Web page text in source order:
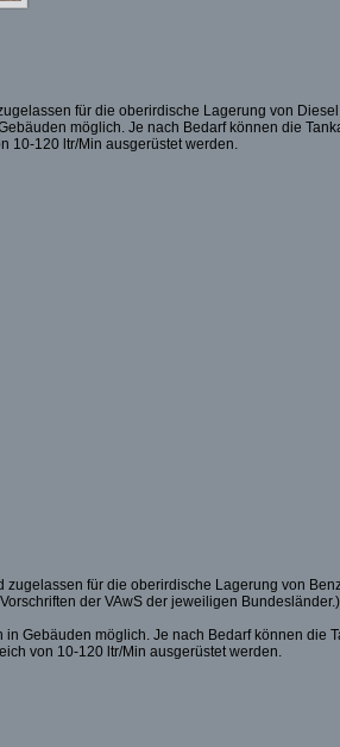
für die oberirdische Lagerung von
möglich. Je nach Bedarf können die
10-120 ltr/Min ausgerüstet werden.
zugelassen für die oberirdische Lagerung von
der VAwS der jeweiligen Bundesländer.)
Gebäuden möglich. Je nach Bedarf können die
von 10-120 ltr/Min ausgerüstet werden.